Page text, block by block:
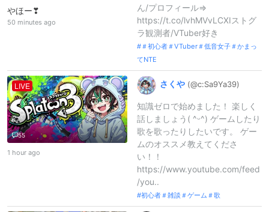
やほー❣
50 minutes ago
ん/プロフィール⇒
https://t.co/lvhMVvLCXIストグ
ラ観測者/VTuber好き
＃初心者＃VTuber＃低音女子＃かまっ
てNTE
LIVE
55
1 hour ago
さくや (@c:Sa9Ya39)
知識ゼロで始めました！ 楽しく
話しましょう( ^ᵕ^) ゲームしたり
歌を歌ったりしたいです。 ゲー
ムのオススメ教えてくださ
い！！
https://www.youtube.com/feed
/you..
初心者＃雑談＃ゲーム＃歌